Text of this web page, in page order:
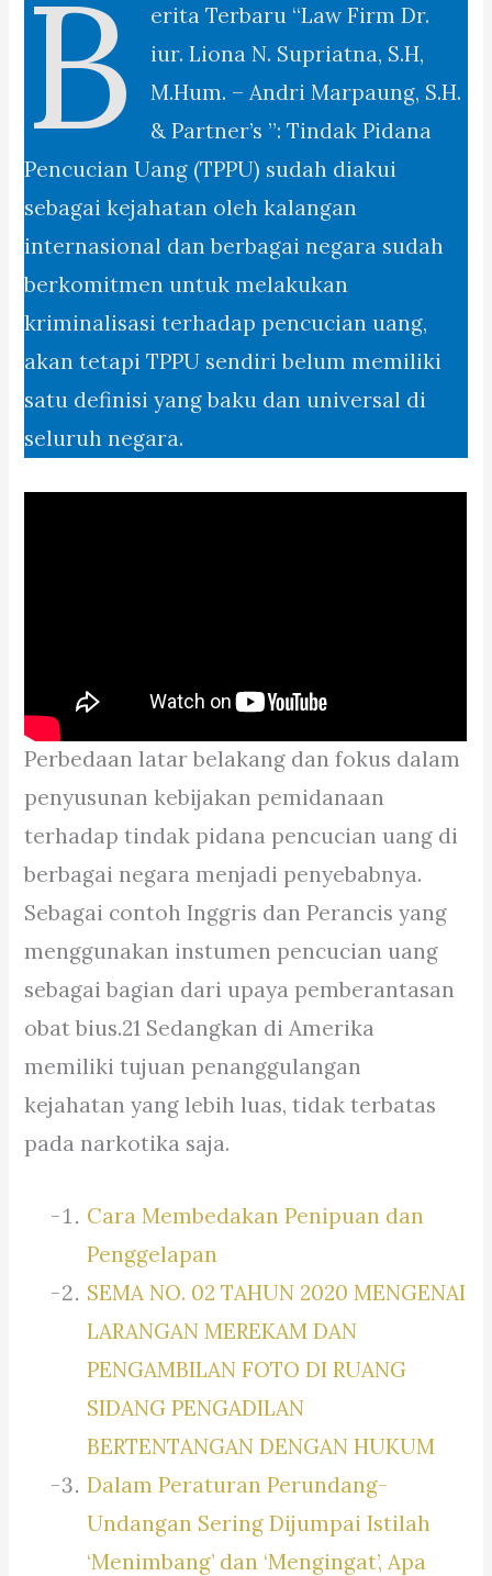
B
erita Terbaru “Law Firm Dr.
iur. Liona N. Supriatna, S.H,
M.Hum. – Andri Marpaung, S.H.
& Partner’s ”: Tindak Pidana
Pencucian Uang (TPPU) sudah diakui
sebagai kejahatan oleh kalangan
internasional dan berbagai negara sudah
berkomitmen untuk melakukan
kriminalisasi terhadap pencucian uang,
akan tetapi TPPU sendiri belum memiliki
satu definisi yang baku dan universal di
seluruh negara.
Perbedaan latar belakang dan fokus dalam
penyusunan kebijakan pemidanaan
terhadap tindak pidana pencucian uang di
berbagai negara menjadi penyebabnya.
Sebagai contoh Inggris dan Perancis yang
menggunakan instumen pencucian uang
sebagai bagian dari upaya pemberantasan
obat bius.21 Sedangkan di Amerika
memiliki tujuan penanggulangan
kejahatan yang lebih luas, tidak terbatas
pada narkotika saja.
Cara Membedakan Penipuan dan
Penggelapan
SEMA NO. 02 TAHUN 2020 MENGENAI
LARANGAN MEREKAM DAN
PENGAMBILAN FOTO DI RUANG
SIDANG PENGADILAN
BERTENTANGAN DENGAN HUKUM
Dalam Peraturan Perundang-
Undangan Sering Dijumpai Istilah
‘Menimbang’ dan ‘Mengingat’, Apa